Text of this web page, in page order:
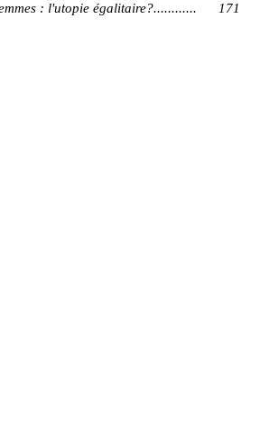
: l'utopie égalitaire?............ 171